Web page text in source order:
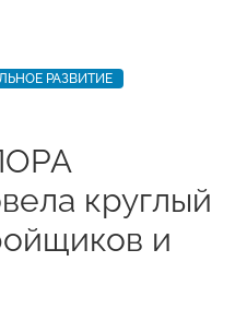
РАЗВИТИЕ
круглый
и